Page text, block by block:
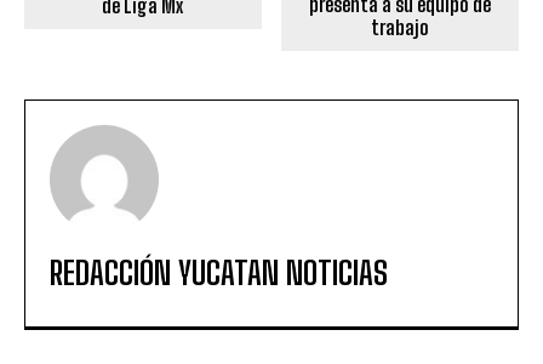
de Liga Mx
trabajo
REDACCIÓN YUCATAN NOTICIAS